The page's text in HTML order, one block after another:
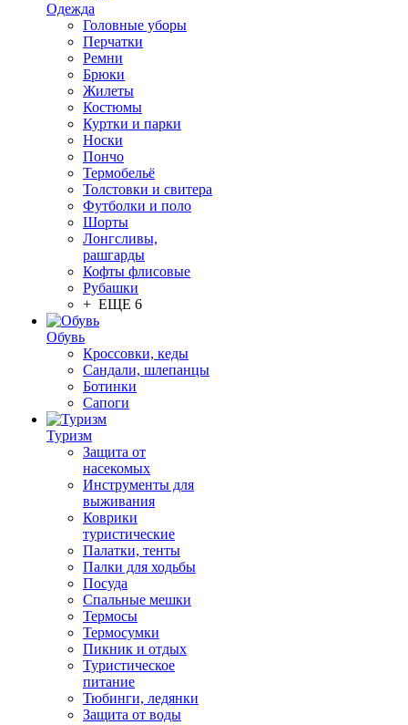
Одежда
Головные уборы
Перчатки
Ремни
Брюки
Жилеты
Костюмы
Куртки и парки
Носки
Пончо
Термобельё
Толстовки и свитера
Футболки и поло
Шорты
Лонгсливы,
рашгарды
Кофты флисовые
Рубашки
+ ЕЩЕ 6
Обувь
Кроссовки, кеды
Сандали, шлепанцы
Ботинки
Сапоги
Туризм
Защита от
насекомых
Инструменты для
выживания
Коврики
туристические
Палатки, тенты
Палки для ходьбы
Посуда
Спальные мешки
Термосы
Термосумки
Пикник и отдых
Туристическое
питание
Тюбинги, ледянки
Защита от воды